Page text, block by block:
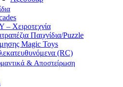
– Χειροτεχνία
Παιχνίδια/Puzzle
Magic Toys
(RC)
& Αποστείρωση